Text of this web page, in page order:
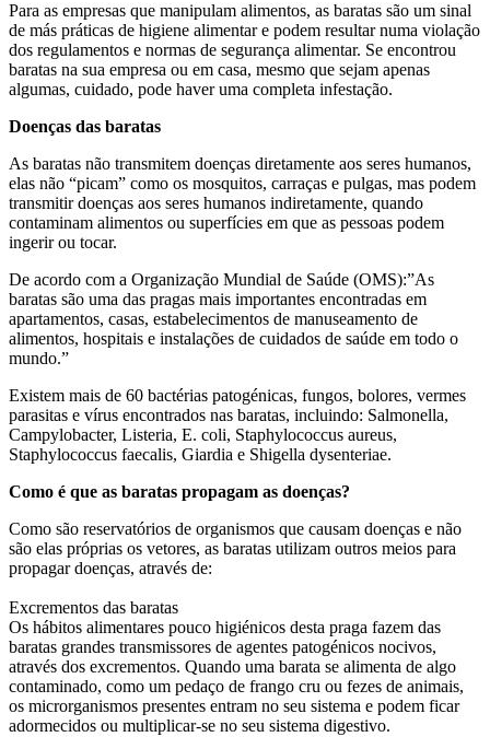
Para as empresas que manipulam alimentos, as baratas são um sinal
de más práticas de higiene alimentar e podem resultar numa violação
dos regulamentos e normas de segurança alimentar. Se encontrou
baratas na sua empresa ou em casa, mesmo que sejam apenas
algumas, cuidado, pode haver uma completa infestação.
Doenças das baratas
As baratas não transmitem doenças diretamente aos seres humanos,
elas não “picam” como os mosquitos, carraças e pulgas, mas podem
transmitir doenças aos seres humanos indiretamente, quando
contaminam alimentos ou superfícies em que as pessoas podem
ingerir ou tocar.
De acordo com a Organização Mundial de Saúde (OMS):”As
baratas são uma das pragas mais importantes encontradas em
apartamentos, casas, estabelecimentos de manuseamento de
alimentos, hospitais e instalações de cuidados de saúde em todo o
mundo.”
Existem mais de 60 bactérias patogénicas, fungos, bolores, vermes
parasitas e vírus encontrados nas baratas, incluindo: Salmonella,
Campylobacter, Listeria, E. coli, Staphylococcus aureus,
Staphylococcus faecalis, Giardia e Shigella dysenteriae.
Como é que as baratas propagam as doenças?
Como são reservatórios de organismos que causam doenças e não
são elas próprias os vetores, as baratas utilizam outros meios para
propagar doenças, através de:
Excrementos das baratas
Os hábitos alimentares pouco higiénicos desta praga fazem das
baratas grandes transmissores de agentes patogénicos nocivos,
através dos excrementos. Quando uma barata se alimenta de algo
contaminado, como um pedaço de frango cru ou fezes de animais,
os microrganismos presentes entram no seu sistema e podem ficar
adormecidos ou multiplicar-se no seu sistema digestivo.